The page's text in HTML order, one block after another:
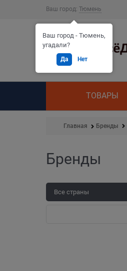
Ваш город: Тюмень
ТОВАРЫ
Главная Бренды
Бренды
Ваш город - Тюмень,
угадали?
Да Нет